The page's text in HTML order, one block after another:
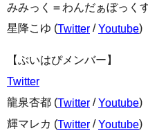
みみっく＝わんだぁぼっく
星降こゆ (Twitter /Youtube)
【ぶいはぴメンバー】
Twitter
龍泉杏都 (Twitter /Youtube)
輝マレカ (Twitter /Youtube)